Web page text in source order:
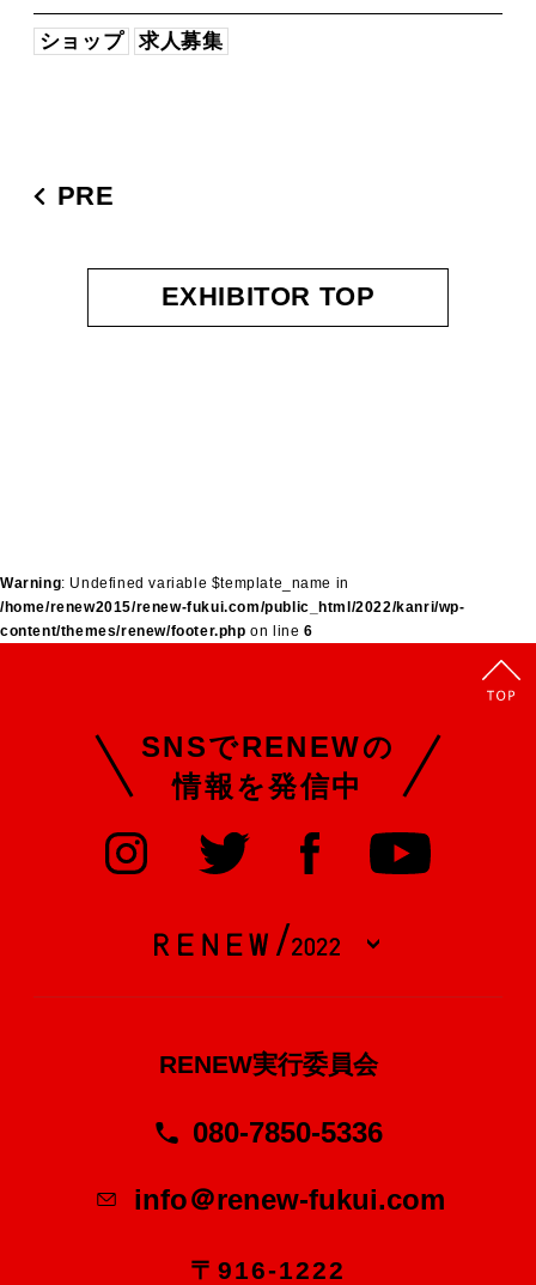
ショップ 求人募集
PRE
EXHIBITOR TOP
Warning: Undefined variable $template_name in
/home/renew2015/renew-fukui.com/public_html/2022/kanri/wp-
content/themes/renew/footer.php on line 6
SNSでRENEWの
情報を発信中
RENEW実行委員会
080-7850-5336
info＠renew-fukui.com
〒916-1222